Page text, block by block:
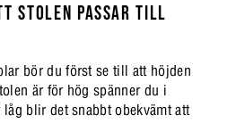
STOLEN PASSAR TILL
bör du först se till att höjden
är för hög spänner du i
blir det snabbt obekvämt att